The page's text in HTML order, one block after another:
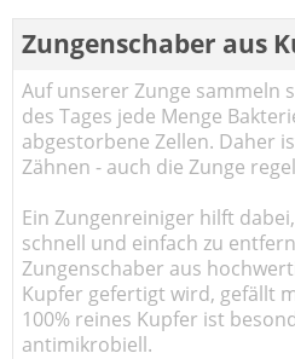
Zungenschaber aus
Auf unserer Zunge sammeln
des Tages jede Menge
abgestorbene Zellen. Daher
Zähnen - auch die Zunge
Ein Zungenreiniger hilft
schnell und einfach zu
Zungenschaber aus
Kupfer gefertigt wird, gefällt
100% reines Kupfer ist
antimikrobiell.